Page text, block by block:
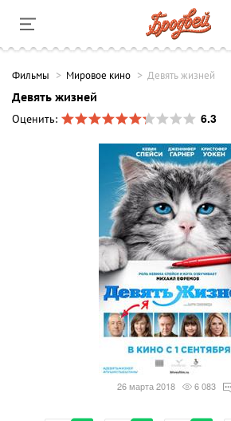
Фильмы Мировое кино Девять жизней
Девять жизней
Оценить:
6.3
26 марта 2018 6 083